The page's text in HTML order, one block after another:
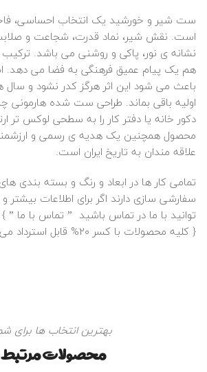
ست شیر و خورشید یک انتخاب احساسی،
است. نقش شیر، نماد قدرت، شجاعت و
نشانه‌ ی نور، پاکی و روشنی می باشد. ترکیب
هم یک پیام عمیق فرهنگی به فضا می‌ دهد.
باعث می‌ شود این اثر هرگز کدر نشود و سال‌
اولیه باقی بماند. طراحی ست‌ شده
دکور خانه یا دفتر کار را به سطحی لوکس‌ تر
محصول همچنین یک هدیه‌ ی رسمی و ارزشمند
علاقه‌ مندان به تاریخ ایران است.
تمامی کار ها در ابعاد و رنگ و بسته بندی
سفارشی سازی دارند اگر برای اطلاعات
توانید با ما در تماس باشید ” تماس با ما ” }
{ کلیه محصولات با کسر 20% قابل استرداد می باشند }.
بهترین انتخاب ها برای
محصولات مرتبط